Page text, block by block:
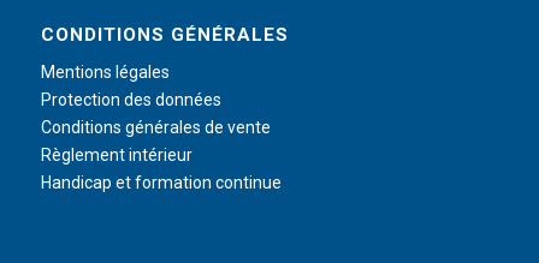
CONDITIONS GÉNÉRALES
Mentions légales
Protection des données
Conditions générales de vente
Règlement intérieur
Handicap et formation continue